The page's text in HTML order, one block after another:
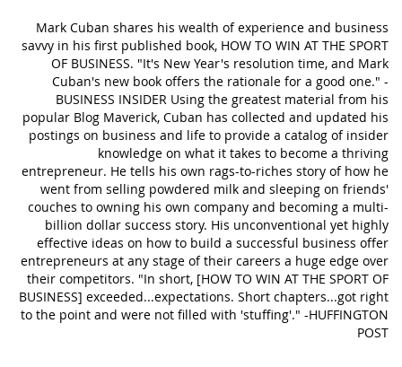
Mark Cuban shares his wealth of experience and business
savvy in his first published book, HOW TO WIN AT THE SPORT
OF BUSINESS. "It's New Year's resolution time, and Mark
Cuban's new book offers the rationale for a good one." -
BUSINESS INSIDER Using the greatest material from his
popular Blog Maverick, Cuban has collected and updated his
postings on business and life to provide a catalog of insider
knowledge on what it takes to become a thriving
entrepreneur. He tells his own rags-to-riches story of how he
went from selling powdered milk and sleeping on friends'
couches to owning his own company and becoming a multi-
billion dollar success story. His unconventional yet highly
effective ideas on how to build a successful business offer
entrepreneurs at any stage of their careers a huge edge over
their competitors. "In short, [HOW TO WIN AT THE SPORT OF
BUSINESS] exceeded...expectations. Short chapters...got right
to the point and were not filled with 'stuffing'." -HUFFINGTON
POST